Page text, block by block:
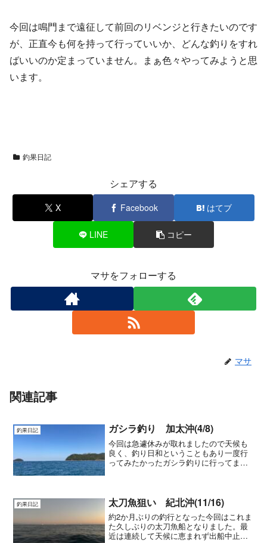
今回は鳴門まで遠征して前回のリベンジと行きたいのです
が、正直今も何を持って行っていいか、どんな釣りをすれ
ばいいのか定まっていません。まぁ色々やってみようと思
います。
釣果日記
シェアする
X Facebook はてブ
LINE コピー
マサをフォローする
マサ
関連記事
釣果日記 ガシラ釣り 加太沖(4/8)
今回は急遽休みが取れましたので天候も
良く、釣り日和ということもあり一度行
ってみたかったガシラ釣りに行ってまい
た。仕掛けは銅付き、竿はい...
釣果日記 太刀魚狙い 紀北沖(11/16)
約2か月ぶりの釣行となった今回はこれま
た久しぶりの太刀魚船となりました。最
近は連続して天候に恵まれず出船中止ば